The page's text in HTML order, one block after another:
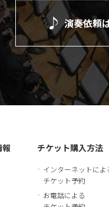
演奏依頼
チケット購入方法
インターネットによ
チケット予約
お電話による